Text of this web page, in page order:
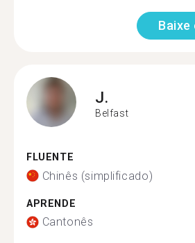
J.
Belfast
FLUENTE
Chinês (simplificado)
APRENDE
Cantonês